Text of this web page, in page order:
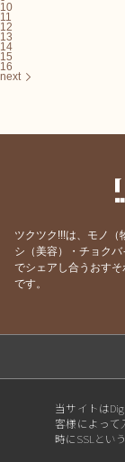
10
11
12
13
14
15
16
next
ツクツク!!!は、モノ（
シ（美容）・チョク
でシェアし合うおす
です。
当サイトは
客様によっ
時にSSLとい